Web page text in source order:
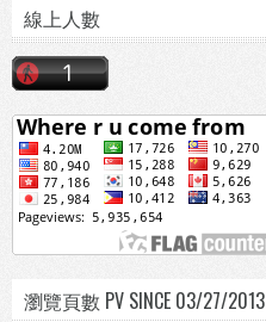
線上人數
瀏覽頁數 PV SINCE 03/27/2013